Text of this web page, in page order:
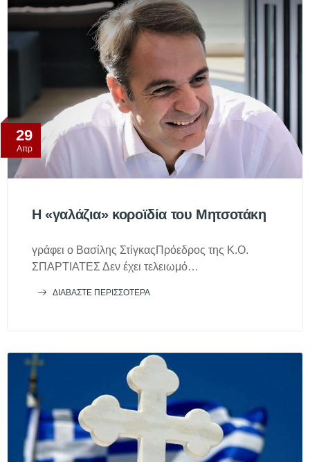
29
Απρ
Η «γαλάζια» κοροϊδία του Μητσοτάκη
γράφει ο Βασίλης ΣτίγκαςΠρόεδρος της Κ.Ο.
ΣΠΑΡΤΙΑΤΕΣ Δεν έχει τελειωμό…
ΔΙΑΒΆΣΤΕ ΠΕΡΙΣΣΌΤΕΡΑ